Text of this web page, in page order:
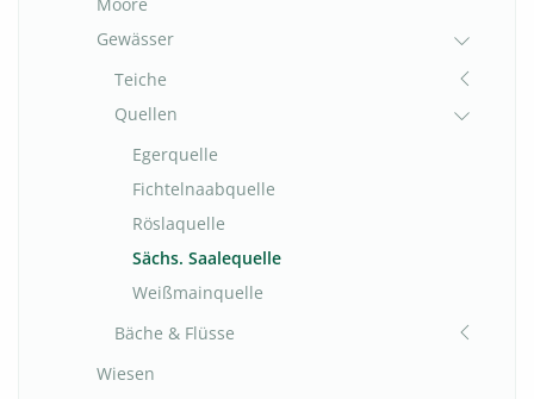
Gewässer
Teiche
Quellen
Egerquelle
Fichtelnaabquelle
Röslaquelle
Sächs. Saalequelle
Weißmainquelle
Bäche & Flüsse
Wiesen